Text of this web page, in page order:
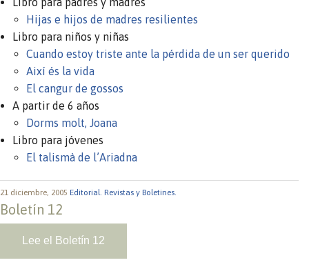
Hijas e hijos de madres resilientes
Libro para niños y niñas
Cuando estoy triste ante la pérdida de un ser querido
Així és la vida
El cangur de gossos
A partir de 6 años
Dorms molt, Joana
Libro para jóvenes
El talismà de l’Ariadna
21 diciembre, 2005 Editorial. Revistas y Boletines.
Boletín 12
Lee el Boletín 12